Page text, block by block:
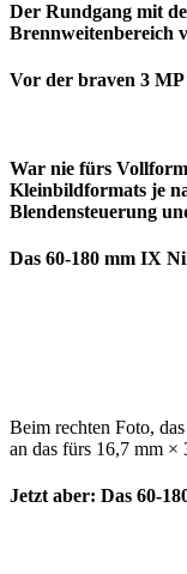
Der Rundgang mit
Brennweitenbereich
Vor der braven 3 MP
War nie fürs
Kleinbildformats je
Blendensteuerung
Das 60-180 mm IX
Beim rechten Foto,
an das fürs 16,7 mm ×
Jetzt aber: Das 60-